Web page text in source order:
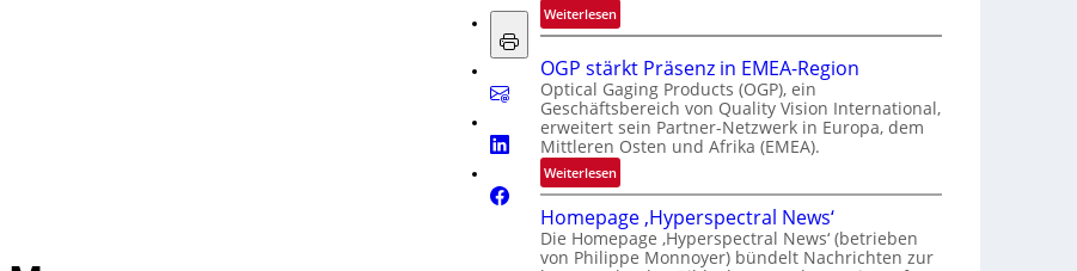
a
t
i
o
n
a
V
i
s
i
o
Weiterlesen:
Z
a
l
a
n
d
o
b
e
t
e
OGP stärkt Präsenz in EMEA-Region
Optical Gaging Products (OGP), ein
Geschäftsbereich von Quality Vision International,
erweitert sein Partner-Netzwerk in Europa, dem
Mittleren Osten und Afrika (EMEA).
Weiterlesen:
O
G
P
s
Homepage ‚Hyperspectral News‘
Die Homepage ‚Hyperspectral News‘ (betrieben
von Philippe Monnoyer) bündelt Nachrichten zur